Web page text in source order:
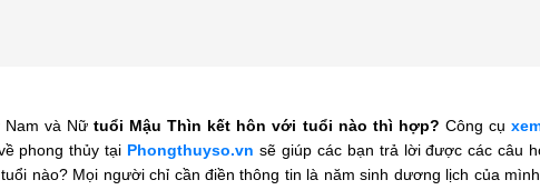
Nam và Nữ tuổi Mậu Thìn kết hôn với tuổi nào thì hợp? Công cụ
phong thủy tại Phongthuyso.vn sẽ giúp các bạn trả lời được các câu
nào? Mọi người chỉ cần điền thông tin là năm sinh dương lịch của